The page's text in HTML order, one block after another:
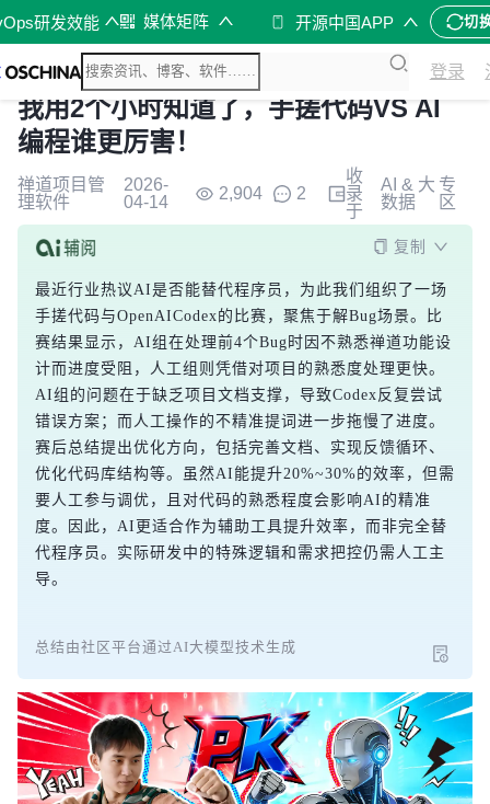
研发效能 媒体矩阵 开源中国APP 切
登录
我用2个小时知道了，手搓代码VS AI
编程谁更厉害！
禅道项目管
理软件
2026-
04-14
2,904 2
收
录
于
AI & 大
数据
专
区
复制
最近行业热议AI是否能替代程序员，为此我们组织了一场
手搓代码与OpenAICodex的比赛，聚焦于解Bug场景。比
赛结果显示，AI组在处理前4个Bug时因不熟悉禅道功能设
计而进度受阻，人工组则凭借对项目的熟悉度处理更快。
AI组的问题在于缺乏项目文档支撑，导致Codex反复尝试
错误方案；而人工操作的不精准提词进一步拖慢了进度。
赛后总结提出优化方向，包括完善文档、实现反馈循环、
优化代码库结构等。虽然AI能提升20%~30%的效率，但需
要人工参与调优，且对代码的熟悉程度会影响AI的精准
度。因此，AI更适合作为辅助工具提升效率，而非完全替
代程序员。实际研发中的特殊逻辑和需求把控仍需人工主
导。
总结由社区平台通过AI大模型技术生成